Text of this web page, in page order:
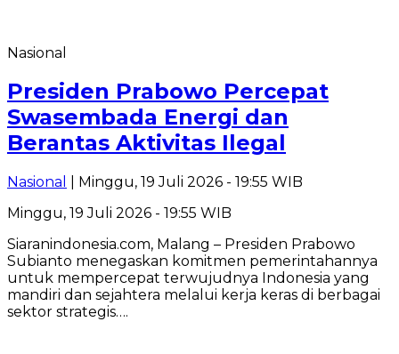
Nasional
Presiden Prabowo Percepat
Swasembada Energi dan
Berantas Aktivitas Ilegal
Nasional
| Minggu, 19 Juli 2026 - 19:55 WIB
Minggu, 19 Juli 2026 - 19:55 WIB
Siaranindonesia.com, Malang – Presiden Prabowo
Subianto menegaskan komitmen pemerintahannya
untuk mempercepat terwujudnya Indonesia yang
mandiri dan sejahtera melalui kerja keras di berbagai
sektor strategis….